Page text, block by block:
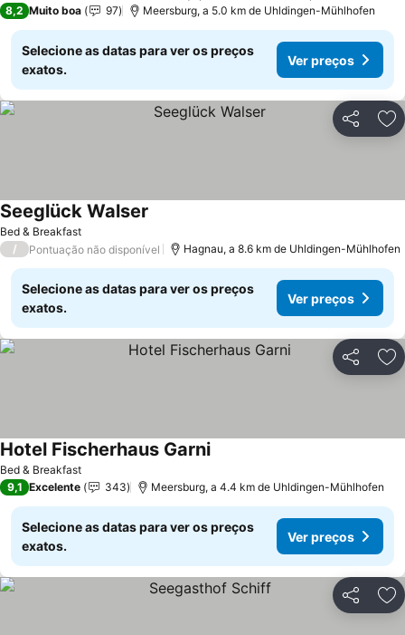
8,2 Muito boa 97 Meersburg, a 5.0 km de Uhldingen-Mühlhofen
Selecione as datas para ver os preços
exatos.
Ver preços
Partilhar
Bed & Breakfast
Seeglück Walser
/ Pontuação não disponível Hagnau, a 8.6 km de Uhldingen-Mühlhofen
Selecione as datas para ver os preços
exatos.
Ver preços
Partilhar
Bed & Breakfast
Hotel Fischerhaus GarniVer preços
9,1 Excelente 343 Meersburg, a 4.4 km de Uhldingen-Mühlhofen
Selecione as datas para ver os preços
exatos.
Ver preços
Partilhar